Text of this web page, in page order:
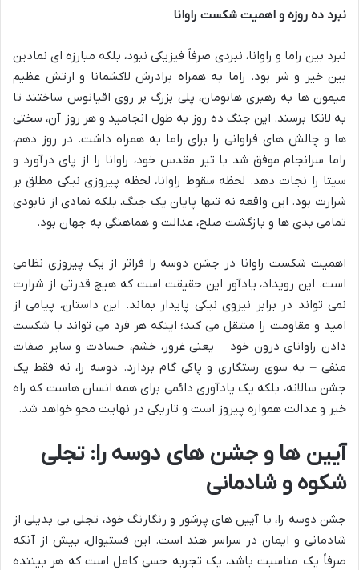
نبرد ده روزه و اهمیت شکست راوانا
نبرد بین راما و راوانا، نبردی صرفاً فیزیکی نبود، بلکه مبارزه ای نمادین
بین خیر و شر بود. راما به همراه برادرش لاکشمانا و ارتش عظیم
میمون ها به رهبری هانومان، پلی بزرگ بر روی اقیانوس ساختند تا
به لانکا برسند. این جنگ ده روز به طول انجامید و هر روز آن، سختی
ها و چالش های فراوانی را برای راما به همراه داشت. در روز دهم،
راما سرانجام موفق شد با تیر مقدس خود، راوانا را از پای درآورد و
سیتا را نجات دهد. لحظه سقوط راوانا، لحظه پیروزی نیکی مطلق بر
شرارت بود. این واقعه نه تنها پایان یک جنگ، بلکه نمادی از نابودی
تمامی بدی ها و بازگشت صلح، عدالت و هماهنگی به جهان بود.
اهمیت شکست راوانا در جشن دوسه را فراتر از یک پیروزی نظامی
است. این رویداد، یادآور این حقیقت است که هیچ قدرتی از شرارت
نمی تواند در برابر نیروی نیکی پایدار بماند. این داستان، پیامی از
امید و مقاومت را منتقل می کند؛ اینکه هر فرد می تواند با شکست
دادن راوانای درون خود – یعنی غرور، خشم، حسادت و سایر صفات
منفی – به سوی رستگاری و پاکی گام بردارد. دوسه را، نه فقط یک
جشن سالانه، بلکه یک یادآوری دائمی برای همه انسان هاست که راه
خیر و عدالت همواره پیروز است و تاریکی در نهایت محو خواهد شد.
آیین ها و جشن های دوسه را: تجلی
شکوه و شادمانی
جشن دوسه را، با آیین های پرشور و رنگارنگ خود، تجلی بی بدیلی از
شادمانی و ایمان در سراسر هند است. این فستیوال، بیش از آنکه
صرفاً یک مناسبت باشد، یک تجربه حسی کامل است که هر بیننده